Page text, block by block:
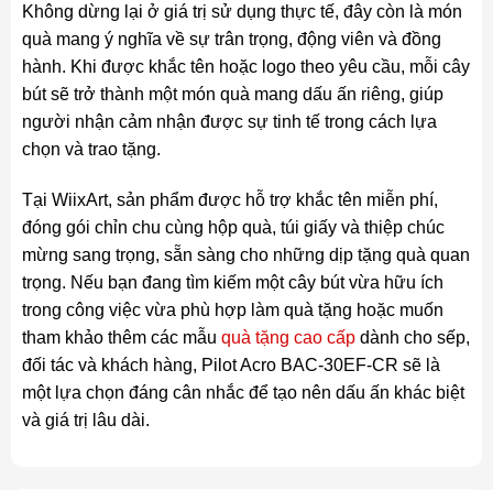
Không dừng lại ở giá trị sử dụng thực tế, đây còn là món
quà mang ý nghĩa về sự trân trọng, động viên và đồng
hành. Khi được khắc tên hoặc logo theo yêu cầu, mỗi cây
bút sẽ trở thành một món quà mang dấu ấn riêng, giúp
người nhận cảm nhận được sự tinh tế trong cách lựa
chọn và trao tặng.
Tại WiixArt, sản phẩm được hỗ trợ khắc tên miễn phí,
đóng gói chỉn chu cùng hộp quà, túi giấy và thiệp chúc
mừng sang trọng, sẵn sàng cho những dịp tặng quà quan
trọng. Nếu bạn đang tìm kiếm một cây bút vừa hữu ích
trong công việc vừa phù hợp làm quà tặng hoặc muốn
tham khảo thêm các mẫu quà tặng cao cấpdành cho sếp,
đối tác và khách hàng, Pilot Acro BAC-30EF-CR sẽ là
một lựa chọn đáng cân nhắc để tạo nên dấu ấn khác biệt
và giá trị lâu dài.